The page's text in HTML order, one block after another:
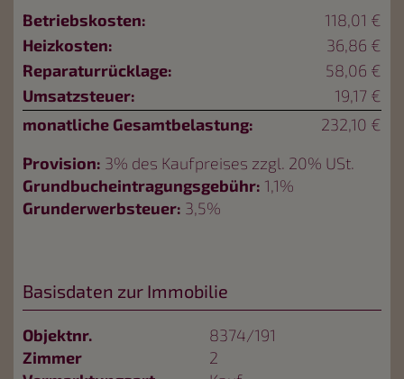
Betriebskosten:
118,01 €
Heizkosten:
36,86 €
Reparaturrücklage:
58,06 €
Umsatzsteuer:
19,17 €
monatliche Gesamtbelastung:
232,10 €
Provision: 3% des Kaufpreises zzgl. 20% USt.
Grundbucheintragungsgebühr: 1,1%
Grunderwerbsteuer: 3,5%
Basisdaten zur Immobilie
Objektnr.
8374/191
Zimmer
2